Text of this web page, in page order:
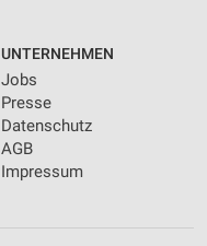
UNTERNEHMEN
Jobs
Presse
Datenschutz
AGB
Impressum